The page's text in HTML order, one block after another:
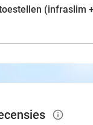
(infraslim
info_outlined